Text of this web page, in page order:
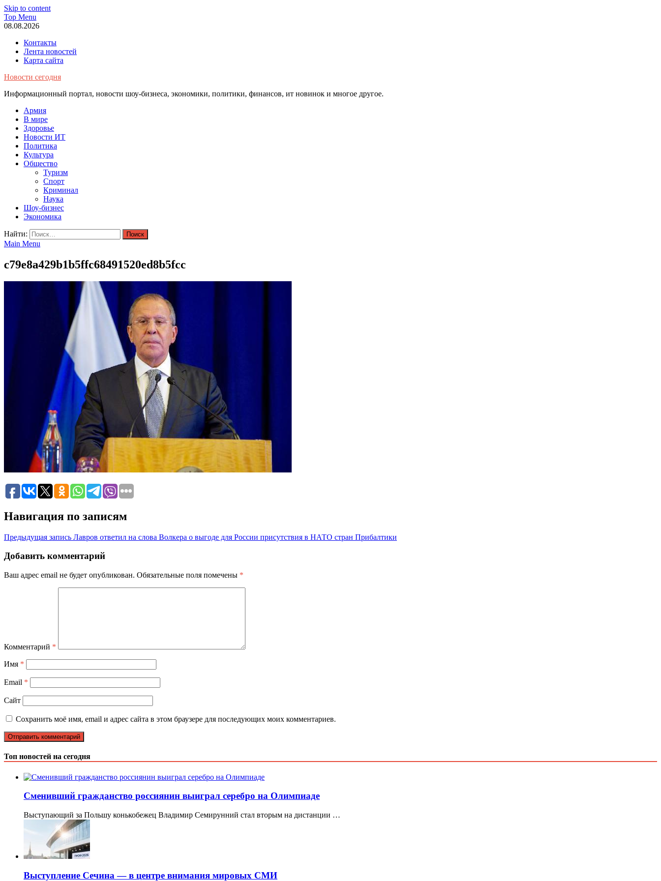
Skip to content
Top Menu
08.08.2026
Контакты
Лента новостей
Карта сайта
Новости сегодня
Информационный портал, новости шоу-бизнеса, экономики, политики, финансов, ит новинок и многое другое.
Армия
В мире
Здоровье
Новости ИТ
Политика
Культура
Общество
Туризм
Спорт
Криминал
Наука
Шоу-бизнес
Экономика
Найти:
Main Menu
c79e8a429b1b5ffc68491520ed8b5fcc
Навигация по записям
Предыдущая запись Лавров ответил на слова Волкера о выгоде для России присутствия в НАТО стран Прибалтики
Добавить комментарий
Ваш адрес email не будет опубликован. Обязательные поля помечены *
Комментарий *
Имя *
Email *
Сайт
Сохранить моё имя, email и адрес сайта в этом браузере для последующих моих комментариев.
Топ новостей на сегодня
Сменивший гражданство россиянин выиграл серебро на Олимпиаде
Выступающий за Польшу конькобежец Владимир Семирунний стал вторым на дистанции …
Выступление Сечина — в центре внимания мировых СМИ